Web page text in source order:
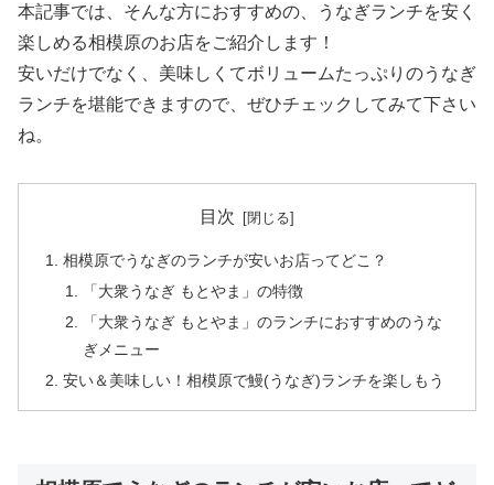
本記事では、そんな方におすすめの、うなぎランチを安く
楽しめる相模原のお店をご紹介します！
安いだけでなく、美味しくてボリュームたっぷりのうなぎ
ランチを堪能できますので、ぜひチェックしてみて下さい
ね。
目次
相模原でうなぎのランチが安いお店ってどこ？
「大衆うなぎ もとやま」の特徴
「大衆うなぎ もとやま」のランチにおすすめのうな
ぎメニュー
安い＆美味しい！相模原で鰻(うなぎ)ランチを楽しもう